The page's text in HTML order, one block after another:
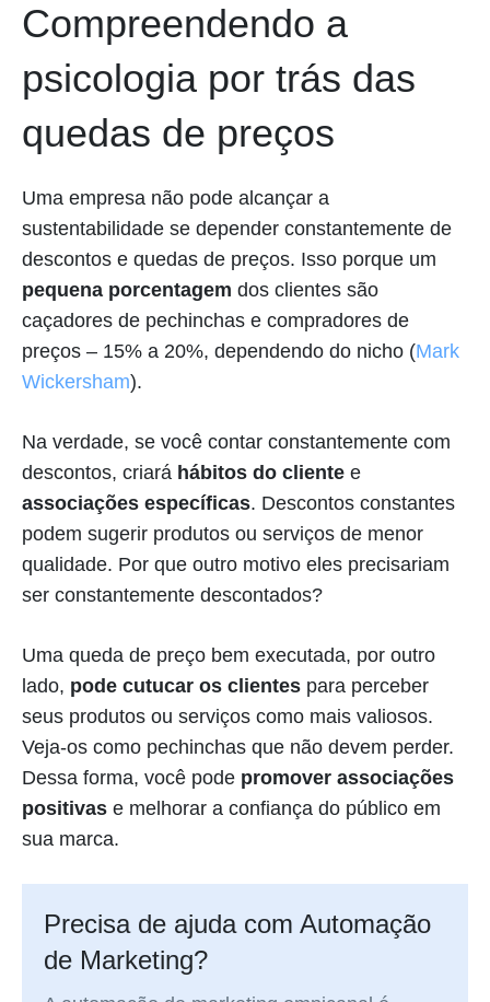
Compreendendo a
psicologia por trás das
quedas de preços
Uma empresa não pode alcançar a
sustentabilidade se depender constantemente de
descontos e quedas de preços. Isso porque um
pequena porcentagem dos clientes são
caçadores de pechinchas e compradores de
preços – 15% a 20%, dependendo do nicho (Mark
Wickersham).
Na verdade, se você contar constantemente com
descontos, criará hábitos do cliente e
associações específicas. Descontos constantes
podem sugerir produtos ou serviços de menor
qualidade. Por que outro motivo eles precisariam
ser constantemente descontados?
Uma queda de preço bem executada, por outro
lado, pode cutucar os clientes para perceber
seus produtos ou serviços como mais valiosos.
Veja-os como pechinchas que não devem perder.
Dessa forma, você pode promover associações
positivas e melhorar a confiança do público em
sua marca.
Precisa de ajuda com Automação
de Marketing?